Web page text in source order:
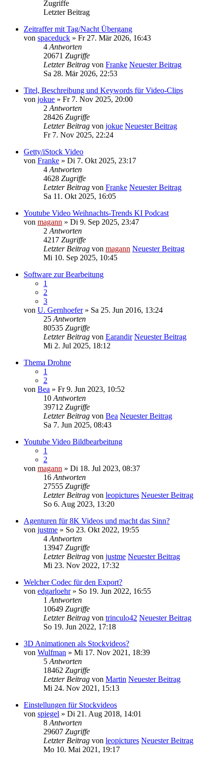
Zugriffe
Letzter Beitrag
Zeitraffer mit Tag/Nacht Übergang
von spaceduck » Fr 27. Mär 2026, 16:43
4 Antworten
20671 Zugriffe
Letzter Beitrag von Franke Neuester Beitrag
Sa 28. Mär 2026, 22:53
Titel, Beschreibung und Keywords für Video-Clips
von jokue » Fr 7. Nov 2025, 20:00
2 Antworten
28426 Zugriffe
Letzter Beitrag von jokue Neuester Beitrag
Fr 7. Nov 2025, 22:24
Getty/iStock Video
von Franke » Di 7. Okt 2025, 23:17
4 Antworten
4628 Zugriffe
Letzter Beitrag von Franke Neuester Beitrag
Sa 11. Okt 2025, 16:05
Youtube Video Weihnachts-Trends KI Podcast
von magann » Di 9. Sep 2025, 23:47
2 Antworten
4217 Zugriffe
Letzter Beitrag von magann Neuester Beitrag
Mi 10. Sep 2025, 10:45
Software zur Bearbeitung
1
2
3
von U. Gernhoefer» Sa 25. Jun 2016, 13:24
25 Antworten
80535 Zugriffe
Letzter Beitrag von Earandir Neuester Beitrag
Mi 2. Jul 2025, 18:12
Thema Drohne
1
2
von Bea » Fr 9. Jun 2023, 10:52
10 Antworten
39712 Zugriffe
Letzter Beitrag von Bea Neuester Beitrag
Sa 7. Jun 2025, 08:43
Youtube Video Bildbearbeitung
1
2
von magann » Di 18. Jul 2023, 08:37
16 Antworten
27555 Zugriffe
Letzter Beitrag von leopictures Neuester Beitrag
So 6. Aug 2023, 13:20
Agenturen für 8K Videos und macht das Sinn?
von justme » So 23. Okt 2022, 19:55
4 Antworten
13947 Zugriffe
Letzter Beitrag von justme Neuester Beitrag
Mi 23. Nov 2022, 17:32
Welcher Codec für den Export?
von edgarloehr» So 19. Jun 2022, 16:55
1 Antworten
10649 Zugriffe
Letzter Beitrag von trinculo42 Neuester Beitrag
So 19. Jun 2022, 17:18
3D Animationen als Stockvideos?
von Wulfman » Mi 17. Nov 2021, 18:39
5 Antworten
18462 Zugriffe
Letzter Beitrag von Martin Neuester Beitrag
Mi 24. Nov 2021, 15:13
Einstellungen für Stockvideos
von spiegel » Di 21. Aug 2018, 14:01
8 Antworten
29607 Zugriffe
Letzter Beitrag von leopictures Neuester Beitrag
Mo 10. Mai 2021, 19:17